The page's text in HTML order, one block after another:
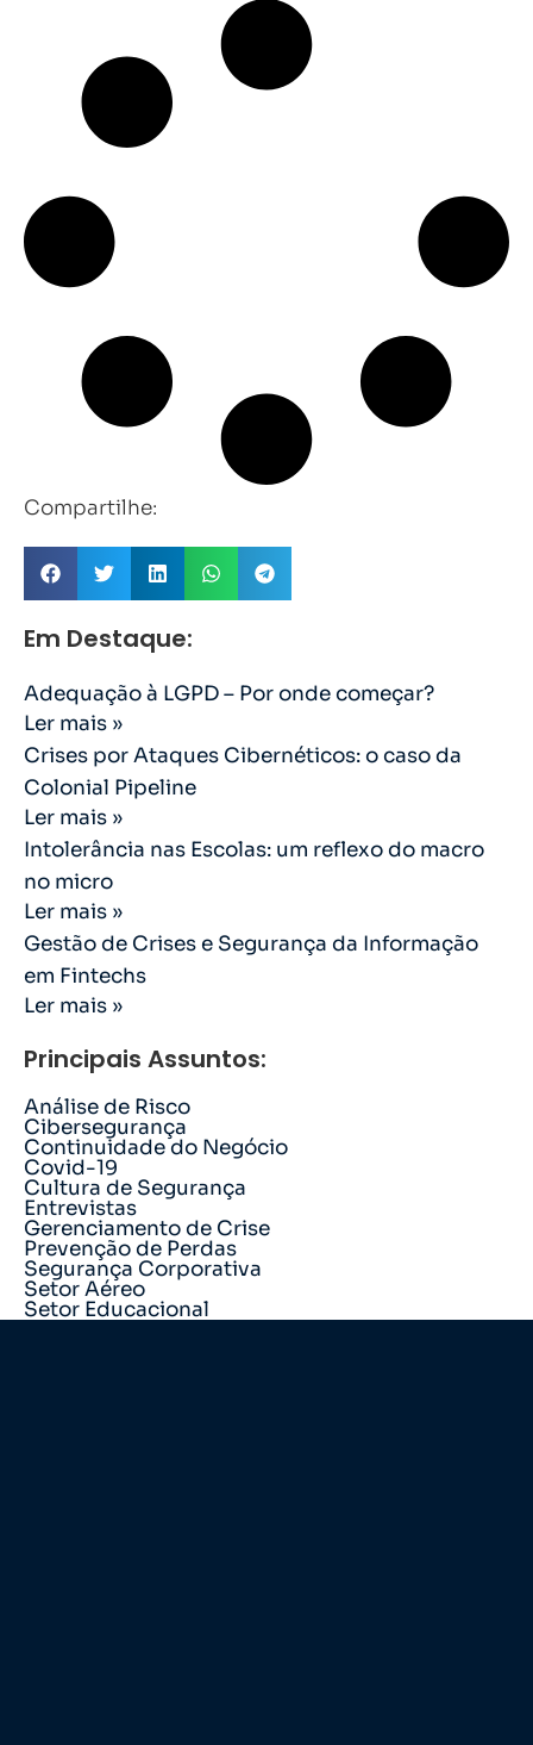
Compartilhe:
Em Destaque:
Adequação à LGPD – Por onde começar?
Ler mais »
Crises por Ataques Cibernéticos: o caso da
Colonial Pipeline
Ler mais »
Intolerância nas Escolas: um reflexo do macro
no micro
Ler mais »
Gestão de Crises e Segurança da Informação
em Fintechs
Ler mais »
Principais Assuntos:
Análise de Risco
Cibersegurança
Continuidade do Negócio
Covid-19
Cultura de Segurança
Entrevistas
Gerenciamento de Crise
Prevenção de Perdas
Segurança Corporativa
Setor Aéreo
Setor Educacional